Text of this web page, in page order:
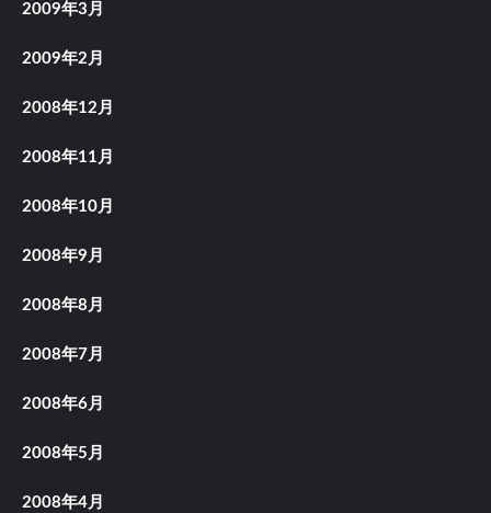
2009年3月
2009年2月
2008年12月
2008年11月
2008年10月
2008年9月
2008年8月
2008年7月
2008年6月
2008年5月
2008年4月